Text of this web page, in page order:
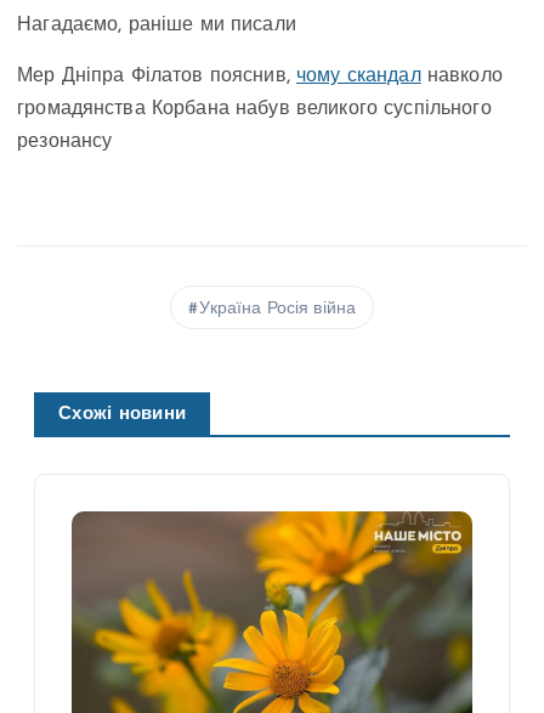
Нагадаємо, раніше ми писали
Мер Дніпра Філатов пояснив, чому скандалнавколо
громадянства Корбана набув великого суспільного
резонансу
Україна Росія війна
Схожі новини